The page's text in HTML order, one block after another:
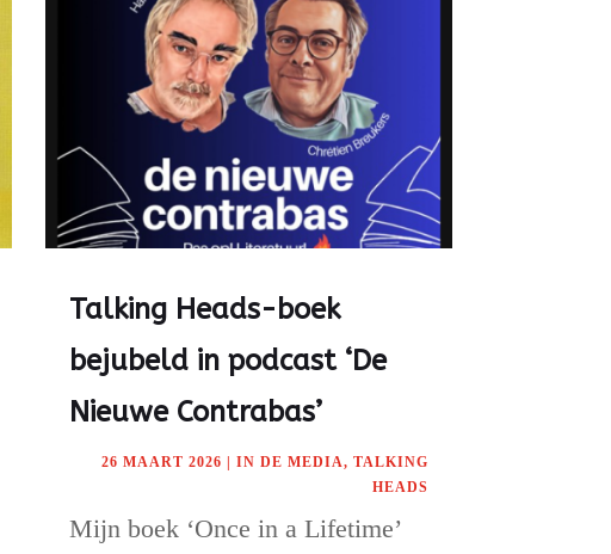
Talking Heads-boek
bejubeld in podcast ‘De
Nieuwe Contrabas’
26 MAART 2026 | IN DE MEDIA, TALKING
HEADS
Mijn boek ‘Once in a Lifetime’